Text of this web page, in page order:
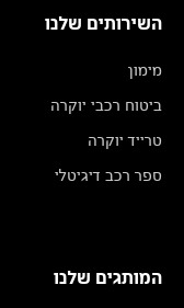
השירותים שלנו
מימון
ביטוח רכבי יוקרה
טרייד יוקרה
ספר רכב דיגיטלי
המותגים שלנו